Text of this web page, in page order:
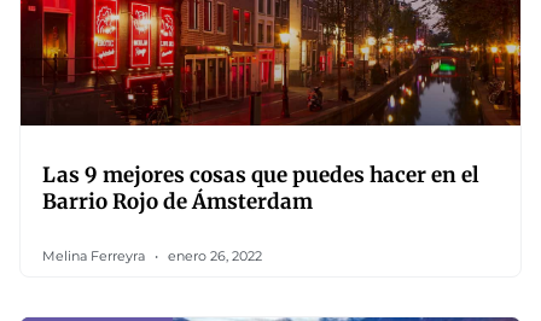
Las 9 mejores cosas que puedes hacer en el
Barrio Rojo de Ámsterdam
Melina Ferreyra enero 26, 2022